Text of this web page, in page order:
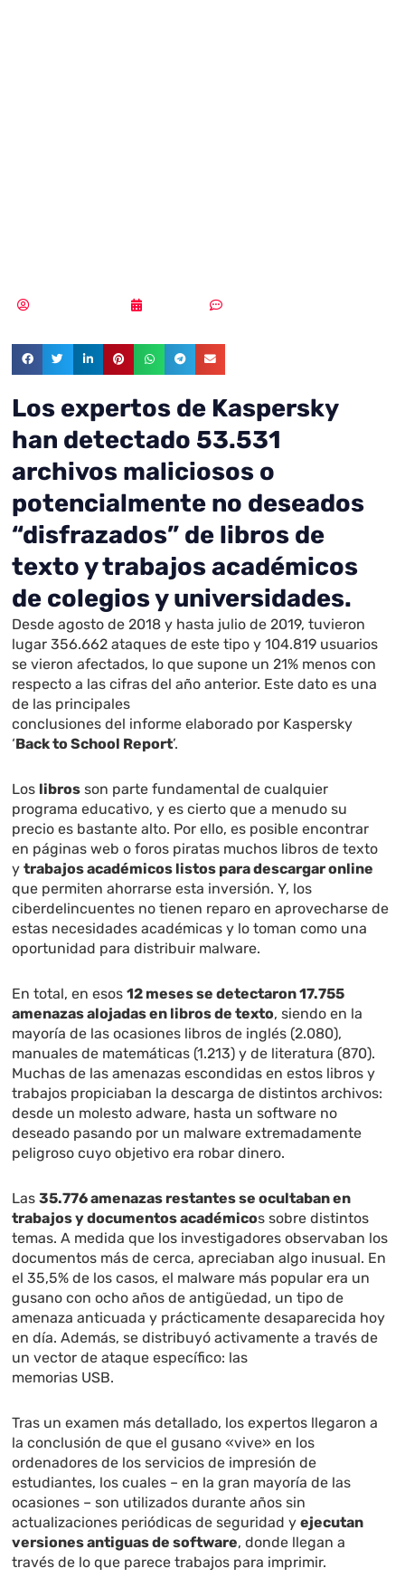
Los expertos de Kaspersky
han detectado 53.531
archivos maliciosos o
potencialmente no deseados
“disfrazados” de libros de
texto y trabajos académicos
de colegios y universidades.
Desde agosto de 2018 y hasta julio de 2019, tuvieron
lugar 356.662 ataques de este tipo y 104.819 usuarios
se vieron afectados, lo que supone un 21% menos con
respecto a las cifras del año anterior. Este dato es una
de las principales
conclusiones del informe elaborado por Kaspersky
‘Back to School Report’.
Los libros son parte fundamental de cualquier
programa educativo, y es cierto que a menudo su
precio es bastante alto. Por ello, es posible encontrar
en páginas web o foros piratas muchos libros de texto
ytrabajos académicos listos para descargar online
que permiten ahorrarse esta inversión. Y, los
ciberdelincuentes no tienen reparo en aprovecharse de
estas necesidades académicas y lo toman como una
oportunidad para distribuir malware.
En total, en esos12 meses se detectaron 17.755
amenazas alojadas en libros de texto, siendo en la
mayoría de las ocasiones libros de inglés (2.080),
manuales de matemáticas (1.213) y de literatura (870).
Muchas de las amenazas escondidas en estos libros y
trabajos propiciaban la descarga de distintos archivos:
desde un molesto adware, hasta un software no
deseado pasando por un malware extremadamente
peligroso cuyo objetivo era robar dinero.
Las35.776 amenazas restantes se ocultaban en
trabajos y documentos académicos sobre distintos
temas. A medida que los investigadores observaban los
documentos más de cerca, apreciaban algo inusual. En
el 35,5% de los casos, el malware más popular era un
gusano con ocho años de antigüedad, un tipo de
amenaza anticuada y prácticamente desaparecida hoy
en día. Además, se distribuyó activamente a través de
un vector de ataque específico: las
memorias USB.
Tras un examen más detallado, los expertos llegaron a
la conclusión de que el gusano «vive» en los
ordenadores de los servicios de impresión de
estudiantes, los cuales – en la gran mayoría de las
ocasiones – son utilizados durante años sin
actualizaciones periódicas de seguridad yejecutan
versiones antiguas de software, donde llegan a
través de lo que parece trabajos para imprimir.